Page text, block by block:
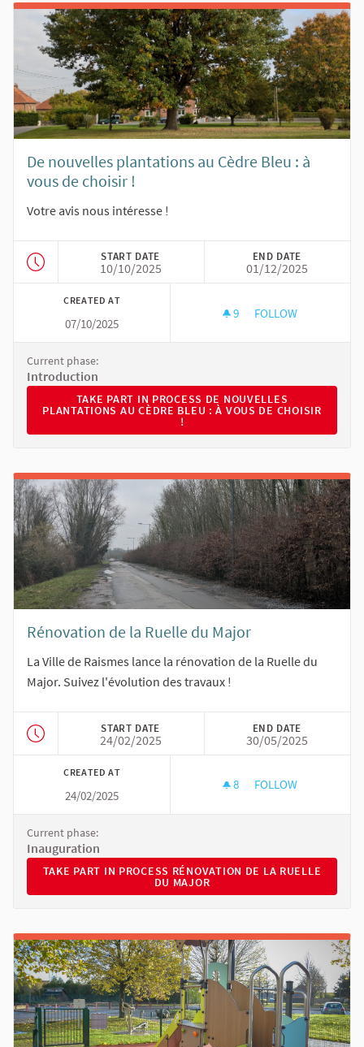
De nouvelles plantations au Cèdre Bleu : à
vous de choisir !
Votre avis nous intéresse !
START DATE
10/10/2025
END DATE
01/12/2025
CREATED AT
07/10/2025
9 9 FOLLOWERS
FOLLOW
Current phase:
Introduction
TAKE PART IN PROCESS DE NOUVELLES
TAKE PART IN PROCESS DE NOUVELLES
PLANTATIONS AU CÈDRE BLEU : À VOUS DE CHOISIR
!
Rénovation de la Ruelle du Major
La Ville de Raismes lance la rénovation de la Ruelle du
Major. Suivez l'évolution des travaux !
START DATE
24/02/2025
END DATE
30/05/2025
CREATED AT
24/02/2025
8 8 FOLLOWERS
FOLLOW
Current phase:
Inauguration
TAKE PART IN PROCESS RÉNOVATION DE LA RUELLE DU
TAKE PART IN PROCESS RÉNOVATION DE LA RUELLE
DU MAJOR